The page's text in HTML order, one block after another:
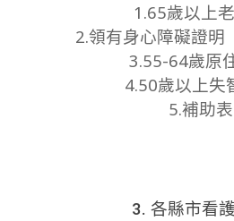
1.65歲以上
2.領有身心障礙證明
3.55-64歲原
4.50歲以上失
5.補助表
3. 各縣市看